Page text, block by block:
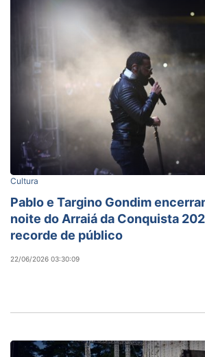
Cultura
Pablo e Targino Gondim
noite do Arraiá da Conquista
recorde de público
22/06/2026 03:30:09